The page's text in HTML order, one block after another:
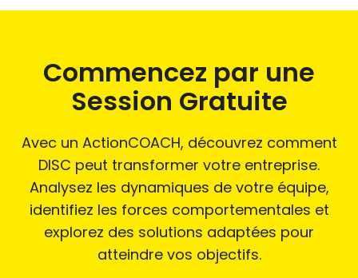
Commencez par une
Session Gratuite
Avec un ActionCOACH, découvrez comment
DISC peut transformer votre entreprise.
Analysez les dynamiques de votre équipe,
identifiez les forces comportementales et
explorez des solutions adaptées pour
atteindre vos objectifs.